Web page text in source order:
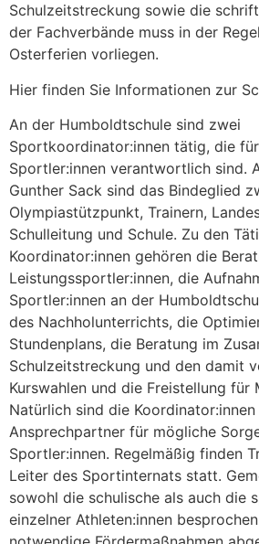
Schulzeitstreckung sowie die
der Fachverbände muss in der
Osterferien vorliegen.
Hier finden Sie Informationen zur
An der Humboldtschule sind zwei
Sportkoordinator:innen tätig, die
Sportler:innen verantwortlich sind.
Gunther Sack sind das Bindeglied
Olympiastützpunkt, Trainern,
Schulleitung und Schule. Zu den
Koordinator:innen gehören die
Leistungssportler:innen, die
Sportler:innen an der
des Nachholunterrichts, die
Stundenplans, die Beratung im
Schulzeitstreckung und den damit
Kurswahlen und die Freistellung für
Natürlich sind die Koordinator:innen
Ansprechpartner für mögliche
Sportler:innen. Regelmäßig finden
Leiter des Sportinternats statt.
sowohl die schulische als auch die
einzelner Athleten:innen